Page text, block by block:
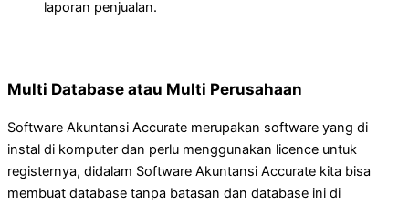
laporan penjualan.
Multi Database atau Multi Perusahaan
Software Akuntansi Accurate merupakan software yang di
instal di komputer dan perlu menggunakan licence untuk
registernya, didalam Software Akuntansi Accurate kita bisa
membuat database tanpa batasan dan database ini di